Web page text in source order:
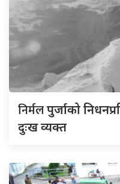
निर्मलपुर्जाको
दुःख व्यक्त